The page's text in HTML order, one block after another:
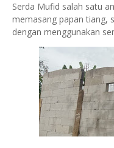
Serda Mufid salah satu
memasang papan tiang,
dengan menggunakan